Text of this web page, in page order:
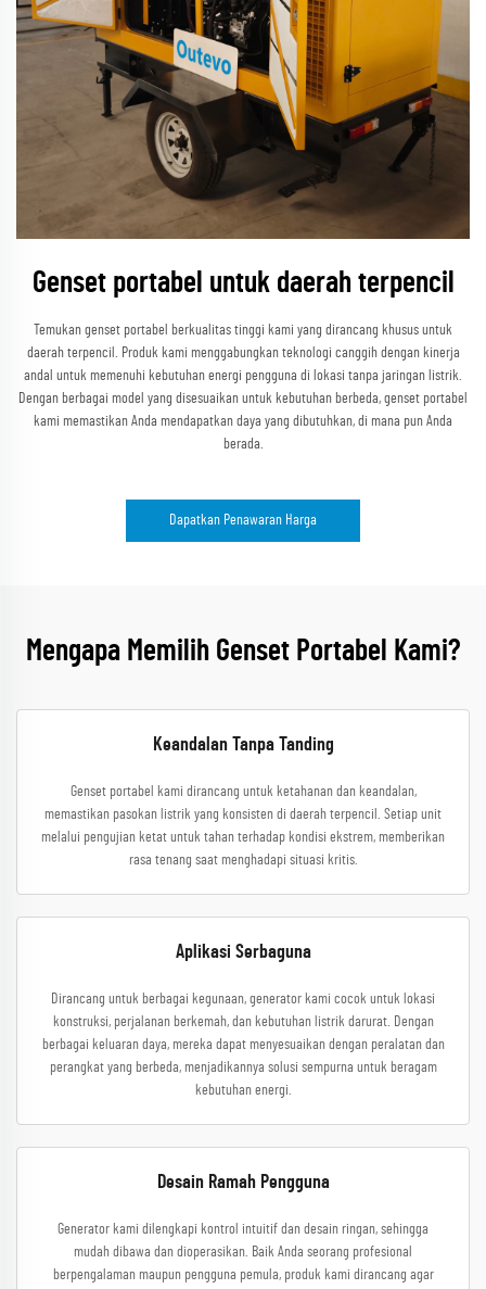
Genset portabel untuk daerah terpencil
Temukan genset portabel berkualitas tinggi kami yang dirancang khusus untuk
daerah terpencil. Produk kami menggabungkan teknologi canggih dengan kinerja
andal untuk memenuhi kebutuhan energi pengguna di lokasi tanpa jaringan listrik.
Dengan berbagai model yang disesuaikan untuk kebutuhan berbeda, genset portabel
kami memastikan Anda mendapatkan daya yang dibutuhkan, di mana pun Anda
berada.
Dapatkan Penawaran Harga
Mengapa Memilih Genset Portabel Kami?
Keandalan Tanpa Tanding
Genset portabel kami dirancang untuk ketahanan dan keandalan,
memastikan pasokan listrik yang konsisten di daerah terpencil. Setiap unit
melalui pengujian ketat untuk tahan terhadap kondisi ekstrem, memberikan
rasa tenang saat menghadapi situasi kritis.
Aplikasi Serbaguna
Dirancang untuk berbagai kegunaan, generator kami cocok untuk lokasi
konstruksi, perjalanan berkemah, dan kebutuhan listrik darurat. Dengan
berbagai keluaran daya, mereka dapat menyesuaikan dengan peralatan dan
perangkat yang berbeda, menjadikannya solusi sempurna untuk beragam
kebutuhan energi.
Desain Ramah Pengguna
Generator kami dilengkapi kontrol intuitif dan desain ringan, sehingga
mudah dibawa dan dioperasikan. Baik Anda seorang profesional
berpengalaman maupun pengguna pemula, produk kami dirancang agar